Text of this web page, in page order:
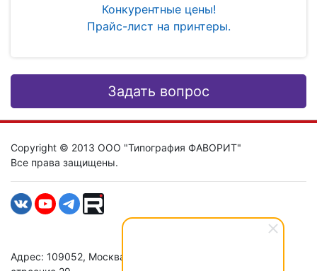
Конкурентные цены!
Прайс-лист на принтеры.
Задать вопрос
Copyright © 2013 ООО "Типография ФАВОРИТ"
Все права защищены.
Адрес: 109052, Москва, ул. Нижегородская д. 29-33,